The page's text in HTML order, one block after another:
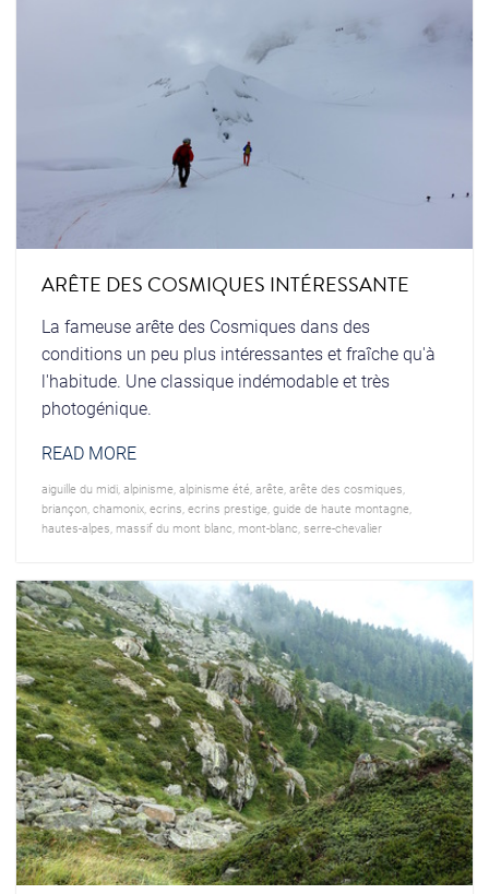
ARÊTE DES COSMIQUES INTÉRESSANTE
La fameuse arête des Cosmiques dans des
conditions un peu plus intéressantes et fraîche qu'à
l'habitude. Une classique indémodable et très
photogénique.
READ MORE
aiguille du midi, alpinisme, alpinisme été, arête, arête des cosmiques
briançon chamonix, ecrins ecrins prestige, guide de haute montagne,
hautes-alpes massif du mont blanc mont-blanc serre-chevalier